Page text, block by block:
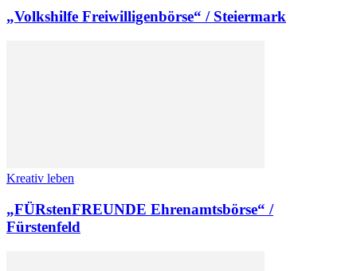
„Volkshilfe Freiwilligenbörse“ / Steiermark
Kreativ leben
„FÜRstenFREUNDE Ehrenamtsbörse“ /
Fürstenfeld